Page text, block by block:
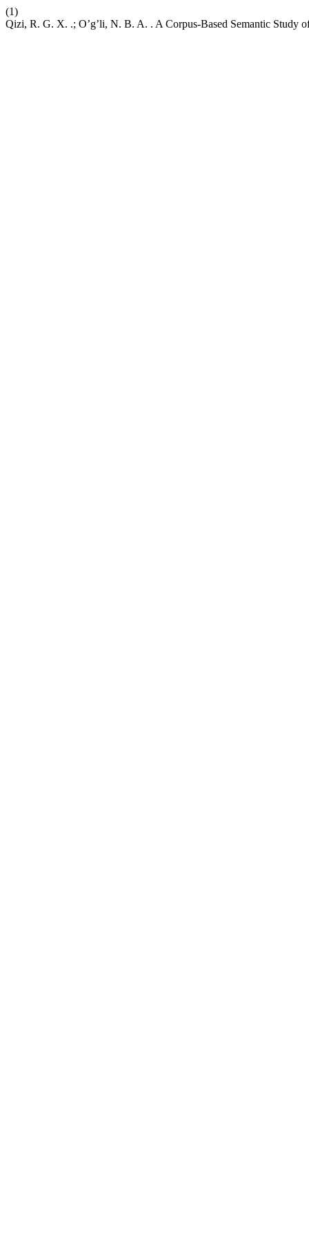
(1)
Qizi, R. G. X. .; O’g’li, N. B. A. . A Corpus-Based Semantic Study